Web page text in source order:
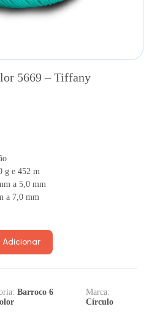
5669 – Tiffany
g e 452 m
a 5,0 mm
a 7,0 mm
Adicionar
Barroco 6
Marca:
Círculo